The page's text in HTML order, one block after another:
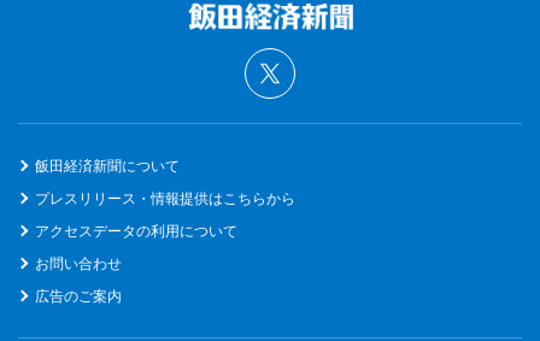
飯田経済新聞について
プレスリリース・情報提供はこちらから
アクセスデータの利用について
お問い合わせ
広告のご案内